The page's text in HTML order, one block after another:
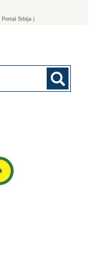
Portal Srbija |